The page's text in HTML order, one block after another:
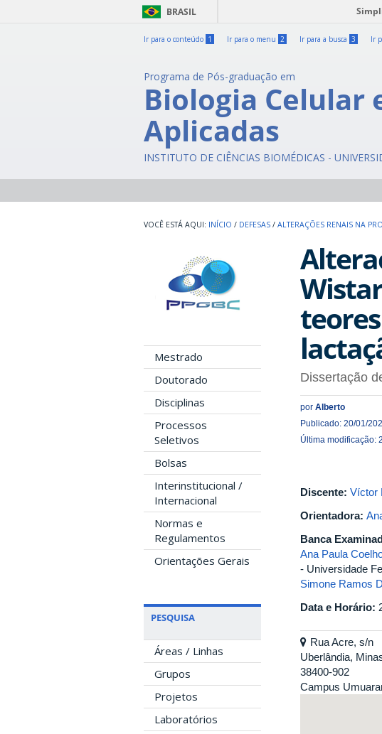
BRASIL
Ir para o conteúdo 1 Ir para o menu 2 Ir para a busca 3 Ir
Programa de Pós-graduação em
Biologia Celular
Aplicadas
INSTITUTO DE CIÊNCIAS BIOMÉDICAS -
INÍCIO / DEFESAS / ALTERAÇÕES RENAIS NA
Mestrado
Doutorado
Disciplinas
Processos
Seletivos
Bolsas
Interinstitucional /
Internacional
Normas e
Regulamentos
Orientações Gerais
PESQUISA
Áreas / Linhas
Grupos
Projetos
Laboratórios
Dissertação
por Alberto
Publicado: 20/01/
Última modificação:
Discente: Víctor
Orientadora:
Banca
Ana Paula
- Universidade
Simone Ramos
Data e Horário:
Rua Acre, s/n
Uberlândia,
38400-902
Campus